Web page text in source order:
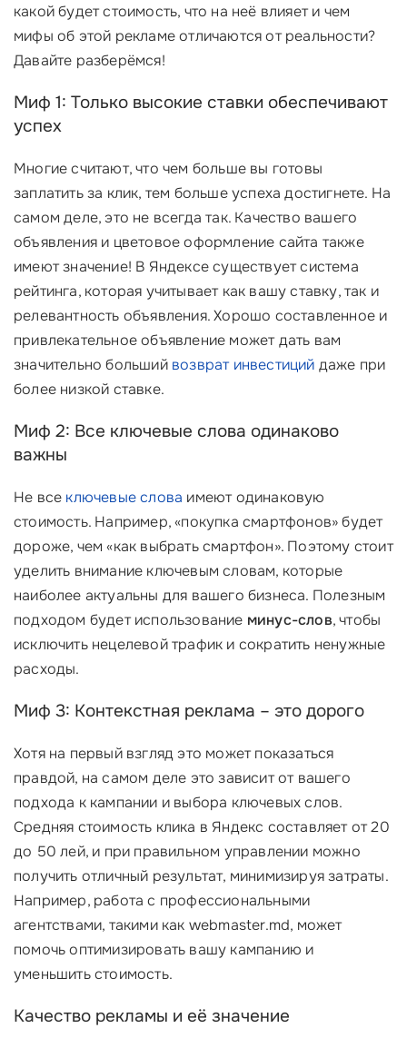
какой будет стоимость, что на неё влияет и чем
мифы об этой рекламе отличаются от реальности?
Давайте разберёмся!
Миф 1: Только высокие ставки обеспечивают
успех
Многие считают, что чем больше вы готовы
заплатить за клик, тем больше успеха достигнете. На
самом деле, это не всегда так. Качество вашего
объявления и цветовое оформление сайта также
имеют значение! В Яндексе существует система
рейтинга, которая учитывает как вашу ставку, так и
релевантность объявления. Хорошо составленное и
привлекательное объявление может дать вам
значительно больший возврат инвестиций даже при
более низкой ставке.
Миф 2: Все ключевые слова одинаково
важны
Не все ключевые слова имеют одинаковую
стоимость. Например, «покупка смартфонов» будет
дороже, чем «как выбрать смартфон». Поэтому стоит
уделить внимание ключевым словам, которые
наиболее актуальны для вашего бизнеса. Полезным
подходом будет использование минус-слов, чтобы
исключить нецелевой трафик и сократить ненужные
расходы.
Миф 3: Контекстная реклама – это дорого
Хотя на первый взгляд это может показаться
правдой, на самом деле это зависит от вашего
подхода к кампании и выбора ключевых слов.
Средняя стоимость клика в Яндекс составляет от 20
до 50 лей, и при правильном управлении можно
получить отличный результат, минимизируя затраты.
Например, работа с профессиональными
агентствами, такими как webmaster.md, может
помочь оптимизировать вашу кампанию и
уменьшить стоимость.
Качество рекламы и её значение